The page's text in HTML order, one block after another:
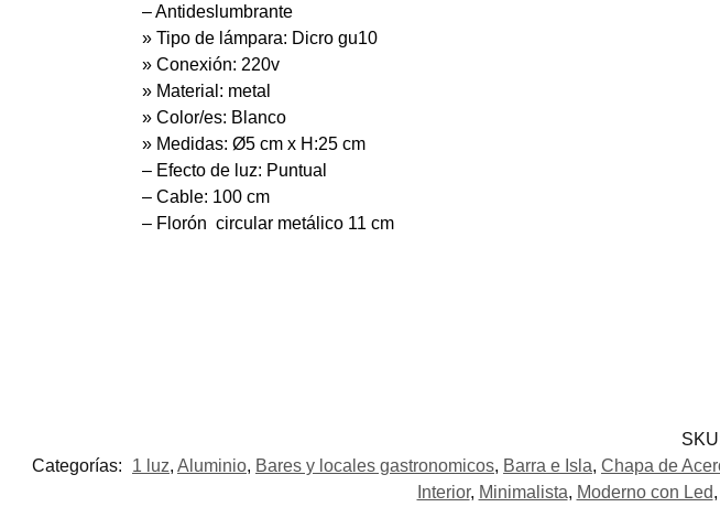
– Antideslumbrante
» Tipo de lámpara: Dicro gu10
» Conexión: 220v
» Material: metal
» Color/es: Blanco
» Medidas: Ø5 cm x H:25 cm
– Efecto de luz: Puntual
– Cable: 100 cm
– Florón circular metálico 11 cm
Categorías:
1 luz, Aluminio, Bares y locales gastronomicos, Barra e Isla, Chapa de
Interior, Minimalista, Moderno con Led,